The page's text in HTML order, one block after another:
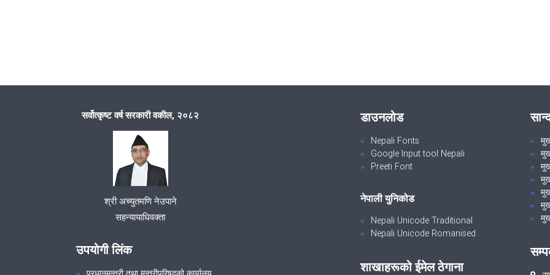
सर्वोत्कृष्ट वर्ष सरकारी वकील, २०८२
श्री अच्युतमणि नेउपाने
सहन्यायाधिवक्ता
उपयोगी लिंक
डाउनलोड
Nepali Fonts
Google Input tool Nepali
Preeti Font
नेपाली युनिकोड
Nepali Unicode Traditional
Nepali Unicode Romanised
शाखाहरूको ईमेल ठेगाना